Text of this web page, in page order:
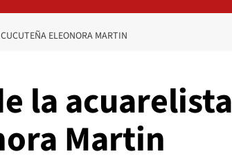
ELEONORA MARTIN
la acuarelista
Martin